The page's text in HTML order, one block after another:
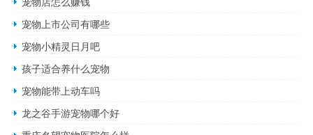
宠物上市公司有哪些
宠物小精灵日月吧
孩子适合养什么宠物
宠物能带上动车吗
龙之谷手游宠物哪个好